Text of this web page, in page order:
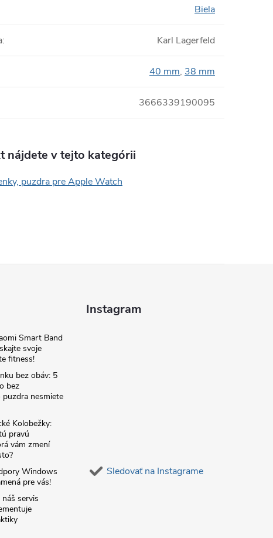
Biela
: Karl Lagerfeld
40 mm, 38 mm
3666339190095
nájdete v tejto kategórii
puzdra pre Apple Watch
Smart Band
svoje
fitness!
bez obáv: 5
bez
nesmiete
Kolobežky:
pravú
vám zmení
Windows
pre vás!
servis
Instagram
Sledovať na Instagrame